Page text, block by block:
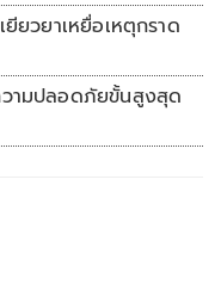
ยียวยาเหยื่อเหตุกราด
ามปลอดภัยขั้นสูงสุด